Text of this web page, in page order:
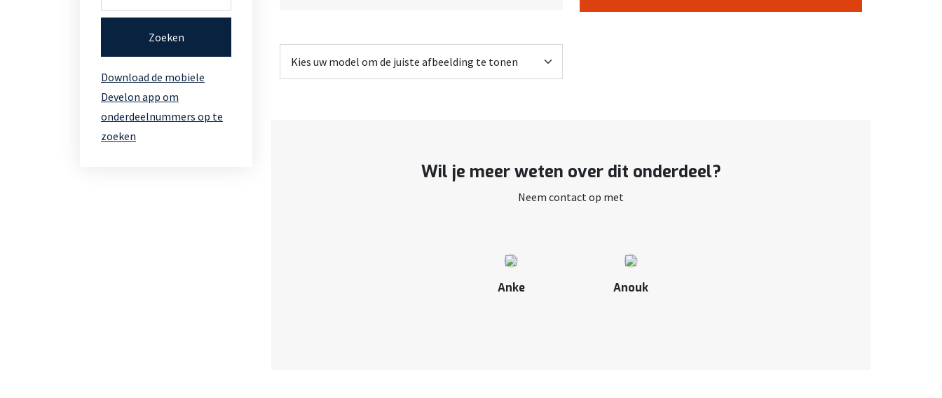
Zoeken
Download de mobiele
Develon app om
onderdeelnummers op te
zoeken
Wil je meer weten over dit onderdeel?
Neem contact op met
Anke Anouk